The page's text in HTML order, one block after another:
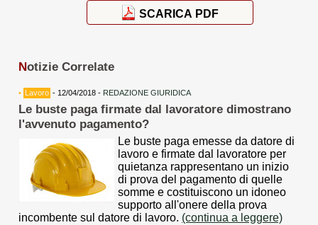
SCARICA PDF
Notizie Correlate
• Lavoro - 12/04/2018 - REDAZIONE GIURIDICA
Le buste paga firmate dal lavoratore dimostrano
l'avvenuto pagamento?
Le buste paga emesse da datore di
lavoro e firmate dal lavoratore per
quietanza rappresentano un inizio
di prova del pagamento di quelle
somme e costituiscono un idoneo
supporto all'onere della prova
incombente sul datore di lavoro. (continua a leggere)